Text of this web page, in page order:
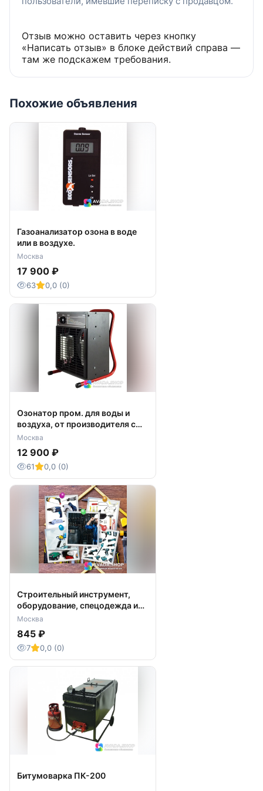
Отзыв можно оставить через кнопку
«Написать отзыв» в блоке действий справа —
там же подскажем требования.
Похожие объявления
Газоанализатор озона в воде
или в воздухе.
Москва
17 900 ₽
63 0,0 (0)
Озонатор пром. для воды и
воздуха, от производителя с
доставкой.
Москва
12 900 ₽
61 0,0 (0)
Строительный инструмент,
оборудование, спецодежда и
СИЗ
Москва
845 ₽
7 0,0 (0)
Битумоварка ПК-200